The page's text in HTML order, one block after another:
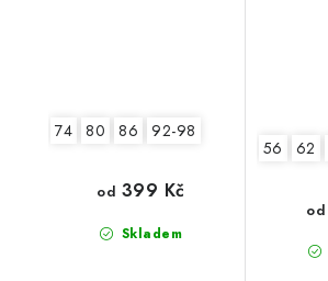
74 80 86 92-98
Skladem
od 399 Kč
56 62
od